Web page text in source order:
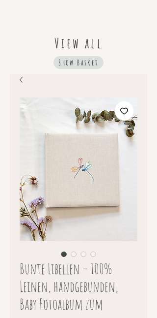
View all
Show Basket
Bunte Libellen – 100%
Leinen, handgebunden,
Baby Fotoalbum zum